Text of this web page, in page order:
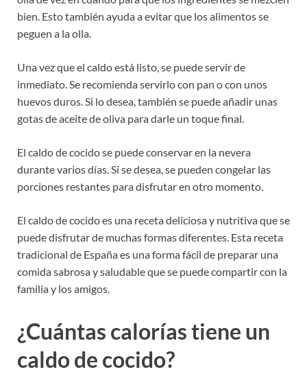
bien. Esto también ayuda a evitar que los alimentos se
peguen a la olla.
Una vez que el caldo está listo, se puede servir de
inmediato. Se recomienda servirlo con pan o con unos
huevos duros. Si lo desea, también se puede añadir unas
gotas de aceite de oliva para darle un toque final.
El caldo de cocido se puede conservar en la nevera
durante varios días. Si se desea, se pueden congelar las
porciones restantes para disfrutar en otro momento.
El caldo de cocido es una receta deliciosa y nutritiva que se
puede disfrutar de muchas formas diferentes. Esta receta
tradicional de España es una forma fácil de preparar una
comida sabrosa y saludable que se puede compartir con la
familia y los amigos.
¿Cuántas calorías tiene un
caldo de cocido?